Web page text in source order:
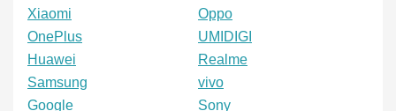
Xiaomi
Oppo
OnePlus
UMIDIGI
Huawei
Realme
Samsung
vivo
Google
Sony